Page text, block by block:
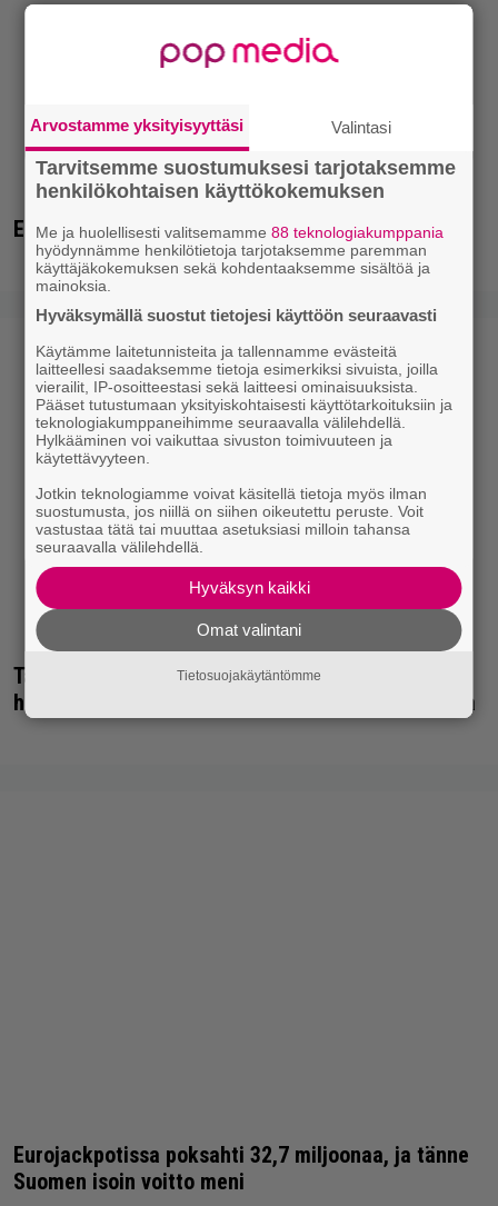
Eurojackpotista 80 000 euroa Suomeen – tänne
Tänän tv:ssä: Esko Salminen ja Satu Silvo tekevät
hienot pääroolit vuoden 1984 menestyselokuvassa
Eurojackpotissa poksahti 32,7 miljoonaa, ja tänne
Suomen isoin voitto meni
Arvostamme yksityisyyttäsi Valintasi
Tarvitsemme suostumuksesi tarjotaksemme
henkilökohtaisen käyttökokemuksen
Me ja huolellisesti valitsemamme88 teknologiakumppania
hyödynnämme henkilötietoja tarjotaksemme paremman
käyttäjäkokemuksen sekä kohdentaaksemme sisältöä ja
mainoksia.
Hyväksymällä suostut tietojesi käyttöön seuraavasti
Käytämme laitetunnisteita ja tallennamme evästeitä
laitteellesi saadaksemme tietoja esimerkiksi sivuista, joilla
vierailit, IP-osoitteestasi sekä laitteesi ominaisuuksista.
Pääset tutustumaan yksityiskohtaisesti käyttötarkoituksiin ja
teknologiakumppaneihimme seuraavalla välilehdellä.
Hylkääminen voi vaikuttaa sivuston toimivuuteen ja
käytettävyyteen.
Jotkin teknologiamme voivat käsitellä tietoja myös ilman
suostumusta, jos niillä on siihen oikeutettu peruste. Voit
vastustaa tätä tai muuttaa asetuksiasi milloin tahansa
seuraavalla välilehdellä.
Hyväksyn kaikki
Omat valintani
Tietosuojakäytäntömme